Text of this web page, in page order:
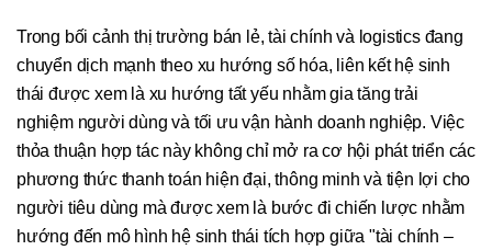
Trong bối cảnh thị trường bán lẻ, tài chính và logistics đang
chuyển dịch mạnh theo xu hướng số hóa, liên kết hệ sinh
thái được xem là xu hướng tất yếu nhằm gia tăng trải
nghiệm người dùng và tối ưu vận hành doanh nghiệp. Việc
thỏa thuận hợp tác này không chỉ mở ra cơ hội phát triển các
phương thức thanh toán hiện đại, thông minh và tiện lợi cho
người tiêu dùng mà được xem là bước đi chiến lược nhằm
hướng đến mô hình hệ sinh thái tích hợp giữa "tài chính –